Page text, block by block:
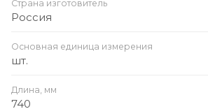
Страна изготовитель
Россия
Основная единица измерения
шт.
Длина, мм
740